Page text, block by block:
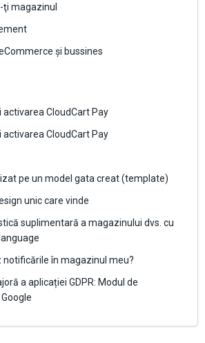
ţi magazinul
și bussines
activarea CloudCart Pay
activarea CloudCart Pay
pe un model gata creat (template)
unic care vinde
suplimentară a magazinului dvs. cu
notificările în magazinul meu?
a aplicației GDPR: Modul de